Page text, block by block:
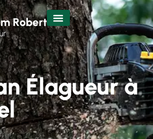
Élagueur à